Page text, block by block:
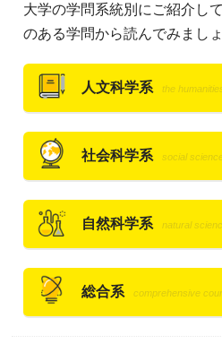
大学の学問系統別にご紹介し
のある学問から読んでみましょ
人文科学系 the
社会科学系 social
自然科学系 natural
総合系 comprehensive